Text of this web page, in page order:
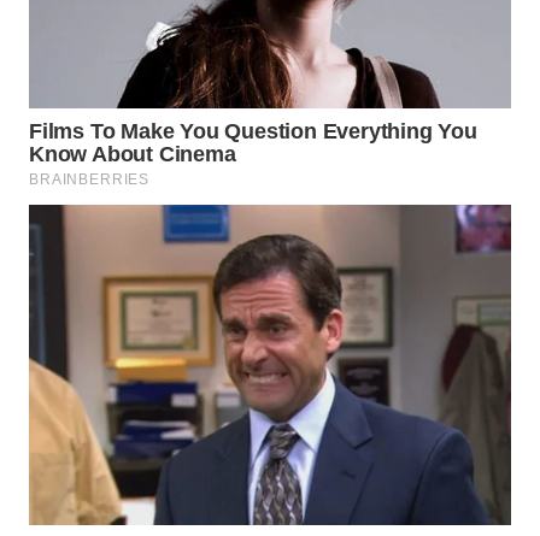
WAHANANEWS
CO ID
WAHANANEWS
SPORT
UMKM
WAHANA
SELEB
WAHANA